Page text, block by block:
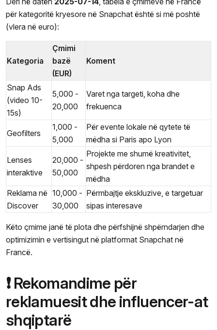
për kategoritë kryesore në Snapchat është si më poshtë
(vlera në euro):
Kategoria
Çmimi
bazë
(EUR)
Koment
Snap Ads
(video 10-
15s)
5,000 -
20,000
Varet nga targeti, koha dhe
frekuenca
Geofilters
1,000 -
5,000
Për evente lokale në qytete të
mëdha si Paris apo Lyon
Lenses
interaktive
20,000 -
50,000
Projekte me shumë kreativitet,
shpesh përdoren nga brandet e
mëdha
Reklama në
Discover
10,000 -
30,000
Përmbajtje ekskluzive, e targetuar
sipas interesave
Këto çmime janë të plota dhe përfshijnë shpërndarjen dhe
optimizimin e vertisingut në platformat Snapchat në
Francë.
❗ Rekomandime për
reklamuesit dhe influencer-at
shqiptarë